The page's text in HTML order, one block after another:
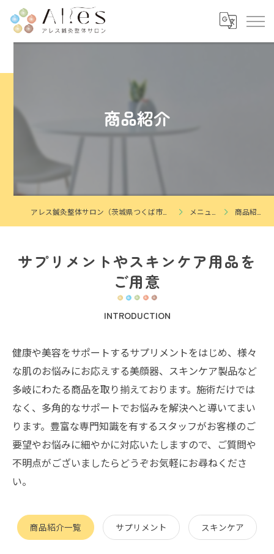
商品紹介
メニュー 商品紹介
サプリメントやスキンケア用品を
ご用意
INTRODUCTION
健康や美容をサポートするサプリメントをはじめ、様々
な肌のお悩みにお応えする美顔器、スキンケア製品など
多岐にわたる商品を取り揃えております。施術だけでは
なく、多角的なサポートでお悩みを解決へと導いてまい
ります。豊富な専門知識を有するスタッフがお客様のご
要望やお悩みに細やかに対応いたしますので、ご質問や
不明点がございましたらどうぞお気軽にお尋ねくださ
い。
商品紹介一覧 サプリメント スキンケア